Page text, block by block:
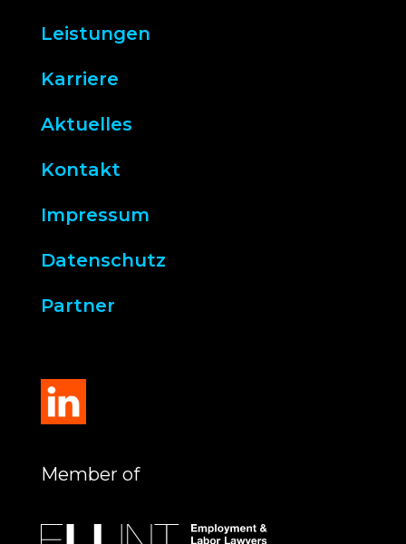
Leistungen
Karriere
Aktuelles
Kontakt
Impressum
Datenschutz
Partner
Member of